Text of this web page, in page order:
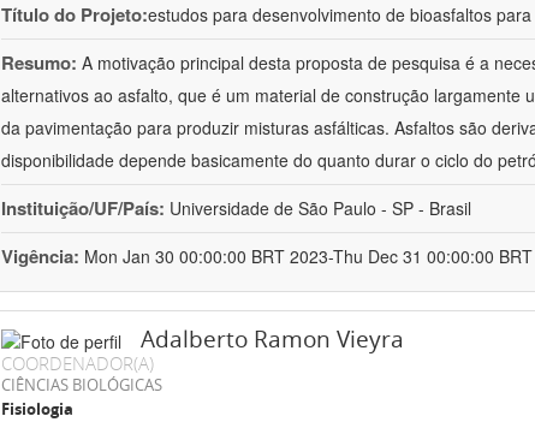
Título do Projeto:estudos para desenvolvimento de bioasfaltos
Resumo: A motivação principal desta proposta de pesquisa é a
alternativos ao asfalto, que é um material de construção largamente
da pavimentação para produzir misturas asfálticas. Asfaltos são
disponibilidade depende basicamente do quanto durar o ciclo do
Instituição/UF/País: Universidade de São Paulo - SP - Brasil
Vigência: Mon Jan 30 00:00:00 BRT 2023-Thu Dec 31 00:00:00
Adalberto Ramon Vieyra
COORDENADOR(A)
CIÊNCIAS BIOLÓGICAS
Fisiologia